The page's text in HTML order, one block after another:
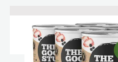
Bildergalerie überspringen